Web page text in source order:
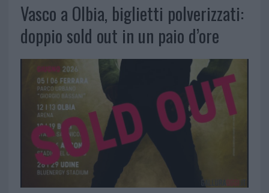
Vasco a Olbia, biglietti polverizzati:
doppio sold out in un paio d’ore